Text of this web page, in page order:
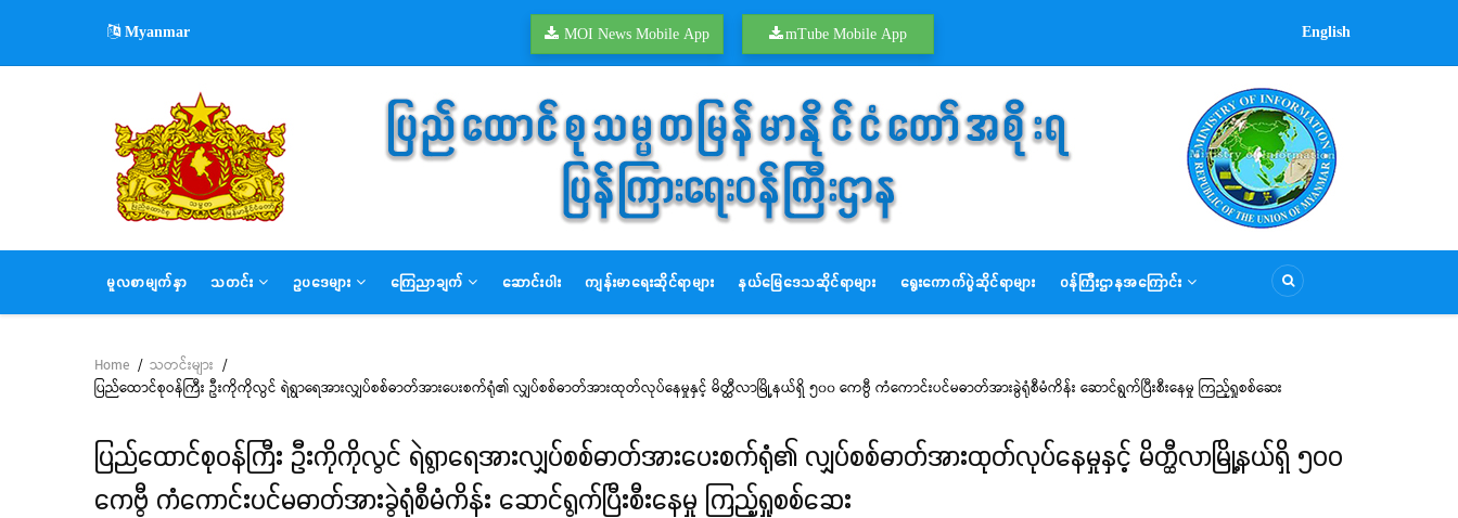
main
Myanmar MOI News Mobile App mTube Mobile App English
MAIN
NAVIGATION
မူလစာမျက်နှာ သတင်း ဥပဒေများ ကြေညာချက် ဆောင်းပါး ကျန်းမာရေးဆိုင်ရာများ နယ်မြေဒေသဆိုင်ရာများ ရွေးကောက်ပွဲဆိုင်ရာများ ဝန်ကြီးဌာနအကြောင်း
Breadcrumb
Home / သတင်းများ /
ပြည်ထောင်စုဝန်ကြီး ဦးကိုကိုလွင် ရဲရွာရေအားလျှပ်စစ်ဓာတ်အားပေးစက်ရုံ၏ လျှပ်စစ်ဓာတ်အားထုတ်လုပ်နေမှုနှင့် မိတ္ထီလာမြို့နယ်ရှိ ၅၀၀ ကေဗွီ ကံကောင်းပင်မဓာတ်အားခွဲရုံစီမံကိန်း ဆောင်ရွက်ပြီးစီးနေမှု ကြည့်ရှုစစ်ဆေး
ပြည်ထောင်စုဝန်ကြီး ဦးကိုကိုလွင် ရဲရွာရေအားလျှပ်စစ်ဓာတ်အားပေးစက်ရုံ၏ လျှပ်စစ်ဓာတ်အားထုတ်လုပ်နေမှုနှင့် မိတ္ထီလာမြို့နယ်ရှိ ၅၀၀
ကေဗွီ ကံကောင်းပင်မဓာတ်အားခွဲရုံစီမံကိန်း ဆောင်ရွက်ပြီးစီးနေမှု ကြည့်ရှုစစ်ဆေး